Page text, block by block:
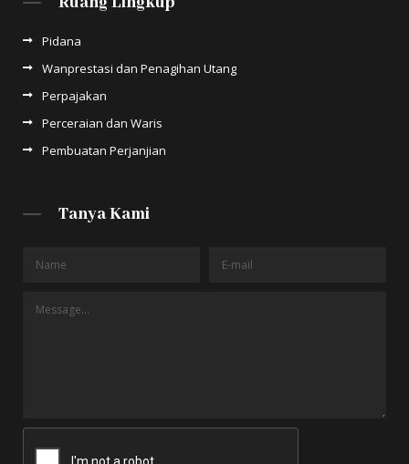
Pidana
Wanprestasi dan Penagihan Utang
Perpajakan
Perceraian dan Waris
Pembuatan Perjanjian
Tanya Kami